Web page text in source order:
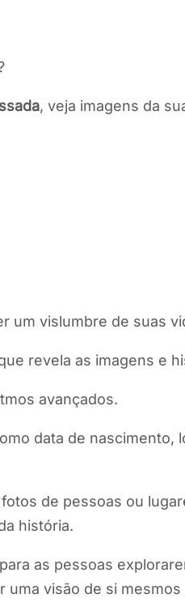
, veja imagens da
um vislumbre de suas
revela as imagens e
avançados.
data de
de pessoas ou
história.
as pessoas
uma visão de si mesmos